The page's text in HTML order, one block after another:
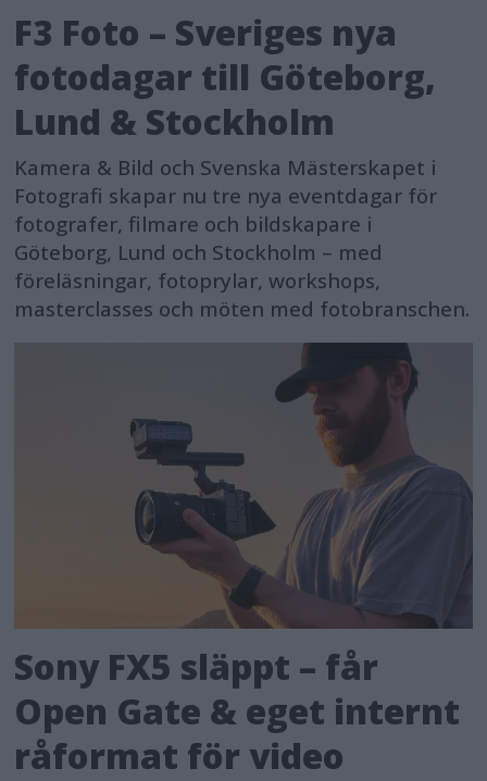
F3 Foto – Sveriges nya
fotodagar till Göteborg,
Lund & Stockholm
Kamera & Bild och Svenska Mästerskapet i
Fotografi skapar nu tre nya eventdagar för
fotografer, filmare och bildskapare i
Göteborg, Lund och Stockholm – med
föreläsningar, fotoprylar, workshops,
masterclasses och möten med fotobranschen.
Sony FX5 släppt – får
Open Gate & eget internt
råformat för video